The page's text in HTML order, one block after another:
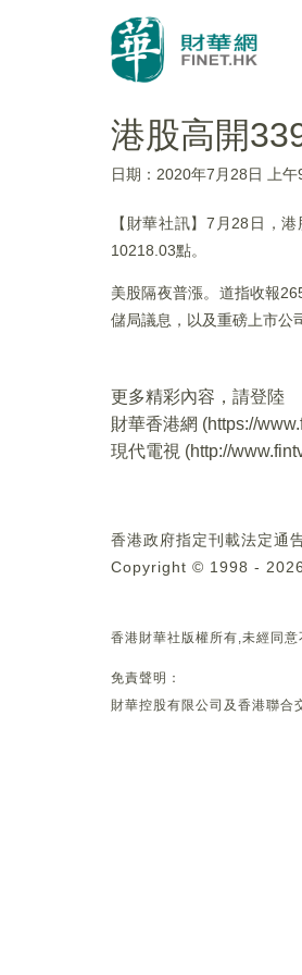
港股高開
日期：2020年7月28日 上午
【財華社訊】7月28日，
10218.03點。
美股隔夜普漲。道指收報
儲局議息，以及重磅上市公
更多精彩內容，請登陸
財華香港網 (https://
現代電視 (http://
香港政府指定刊載法定通
Copyright © 1998 - 2026
香港財華社版權所有,未經同意
免責聲明：
財華控股有限公司及香港聯合